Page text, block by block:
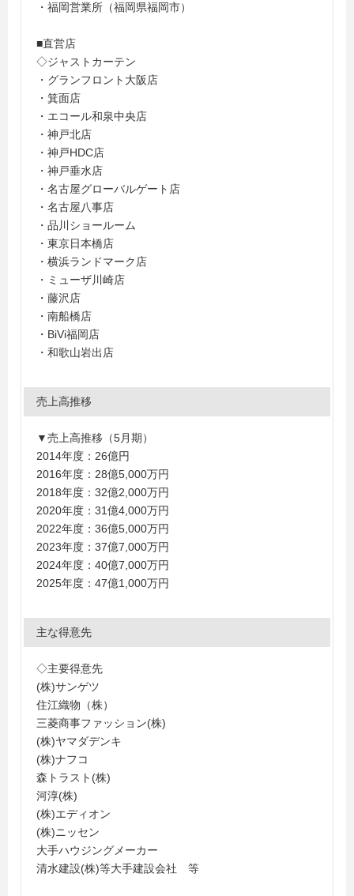
・福岡営業所（福岡県福岡市）
■直営店
◇ジャストカーテン
・グランフロント大阪店
・箕面店
・エコール和泉中央店
・神戸北店
・神戸HDC店
・神戸垂水店
・名古屋グローバルゲート店
・名古屋八事店
・品川ショールーム
・東京日本橋店
・横浜ランドマーク店
・ミューザ川崎店
・藤沢店
・南船橋店
・BiVi福岡店
・和歌山岩出店
売上高推移
▼売上高推移（5月期）
2014年度：26億円
2016年度：28億5,000万円
2018年度：32億2,000万円
2020年度：31億4,000万円
2022年度：36億5,000万円
2023年度：37億7,000万円
2024年度：40億7,000万円
2025年度：47億1,000万円
主な得意先
◇主要得意先
(株)サンゲツ
住江織物（株）
三菱商事ファッション(株)
(株)ヤマダデンキ
(株)ナフコ
森トラスト(株)
河淳(株)
(株)エディオン
(株)ニッセン
大手ハウジングメーカー
清水建設(株)等大手建設会社 等